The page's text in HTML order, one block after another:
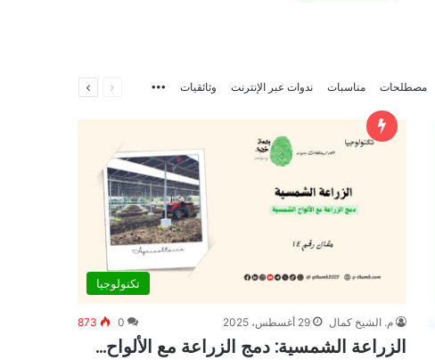
مصطلحات مناسبات ندوات عبر الإنترنت وثائقيات
الصفحة
تكنولوجيا
م. الشيخ كمال 29 أغسطس، 2025 0
873
الزراعة الشمسية: دمج الزراعة مع الألواح…